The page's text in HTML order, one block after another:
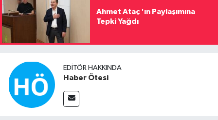
Ahmet Ataç 'ın Paylaşımına
Tepki Yağdı
EDITÖR HAKKINDA
Haber Ötesi